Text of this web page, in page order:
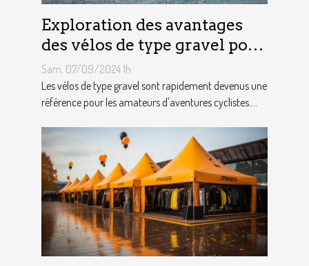
Exploration des avantages
des vélos de type gravel pour
les aventuriers
Sam. 07/09/2024 1h
Les vélos de type gravel sont rapidement devenus une
référence pour les amateurs d'aventures cyclistes....